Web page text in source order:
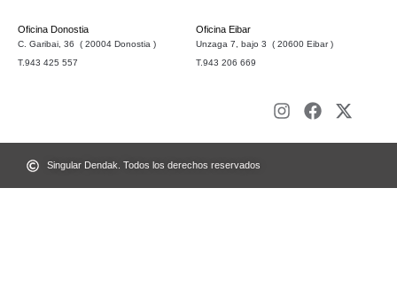
Oficina Donostia
C. Garibai, 36 ( 20004 Donostia )
T.943 425 557
Oficina Eibar
Unzaga 7, bajo 3 ( 20600 Eibar )
T.943 206 669
Singular Dendak. Todos los derechos reservados